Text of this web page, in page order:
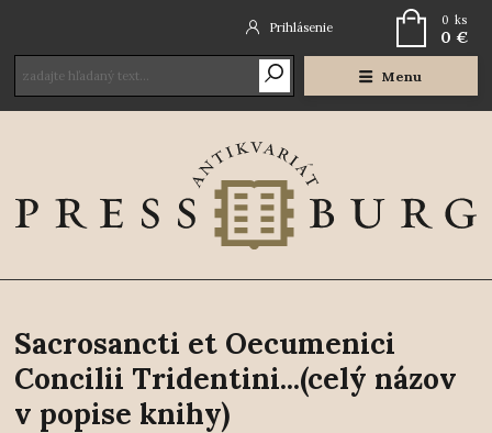
Menu
Prihlásenie 0 ks
0 €
Sacrosancti et Oecumenici
Concilii Tridentini...(celý názov
v popise knihy)